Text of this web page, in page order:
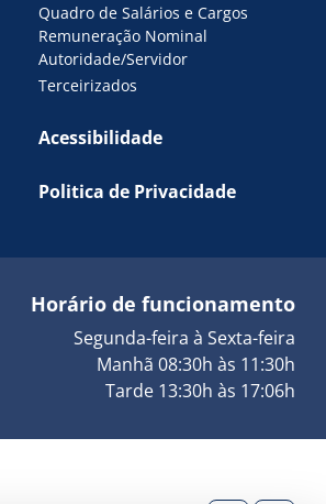
Quadro de Salários e Cargos
Remuneração Nominal
Autoridade/Servidor
Terceirizados
Acessibilidade
Politica de Privacidade
Horário de funcionamento
Segunda-feira à Sexta-feira
Manhã 08:30h às 11:30h
Tarde 13:30h às 17:06h